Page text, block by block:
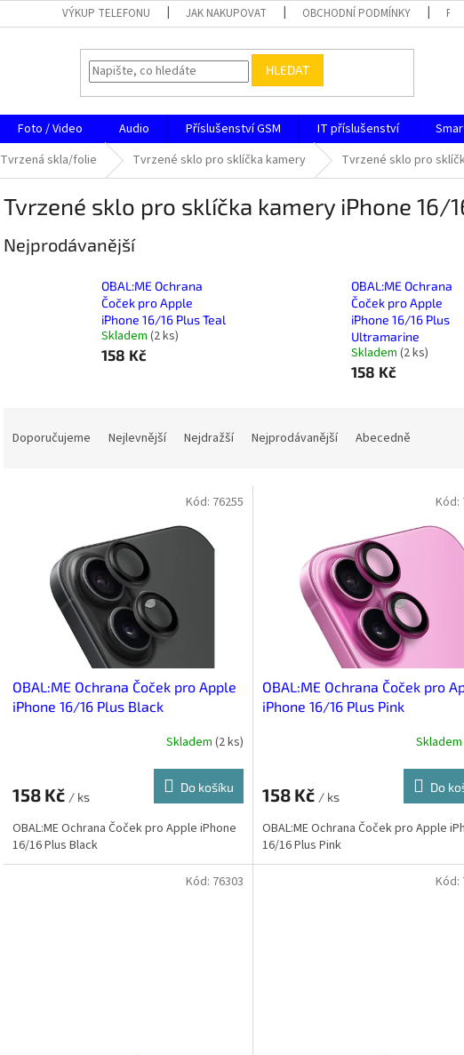
VÝKUP TELEFONU JAK NAKUPOVAT OBCHODNÍ PODMÍNKY
HLEDAT
Foto / Video Audio Příslušenství GSM IT příslušenství
Tvrzená skla/folie Tvrzené sklo pro sklíčka kamery Tvrzené sklo pro
Tvrzené sklo pro sklíčka kamery iPhone 16/
Nejprodávanější
OBAL:ME Ochrana
Čoček pro Apple
iPhone 16/16 Plus Teal
Skladem (2 ks)
158 Kč
OBAL:ME Ochrana
Čoček pro Apple
iPhone 16/16 Plus
Ultramarine
Skladem (2 ks)
158 Kč
Doporučujeme Nejlevnější Nejdražší Nejprodávanější Abecedně
OBAL:ME Ochrana Čoček pro Apple
iPhone 16/16 Plus Black
Skladem (2 ks)
158 Kč / ks
Do košíku
OBAL:ME Ochrana Čoček pro Apple iPhone
16/16 Plus Black
Kód: 76255
OBAL:ME Ochrana Čoček pro
iPhone 16/16 Plus Pink
Skladem
158 Kč / ks
Do
OBAL:ME Ochrana Čoček pro Apple
16/16 Plus Pink
Kód:
Kód: 76303 Kód: